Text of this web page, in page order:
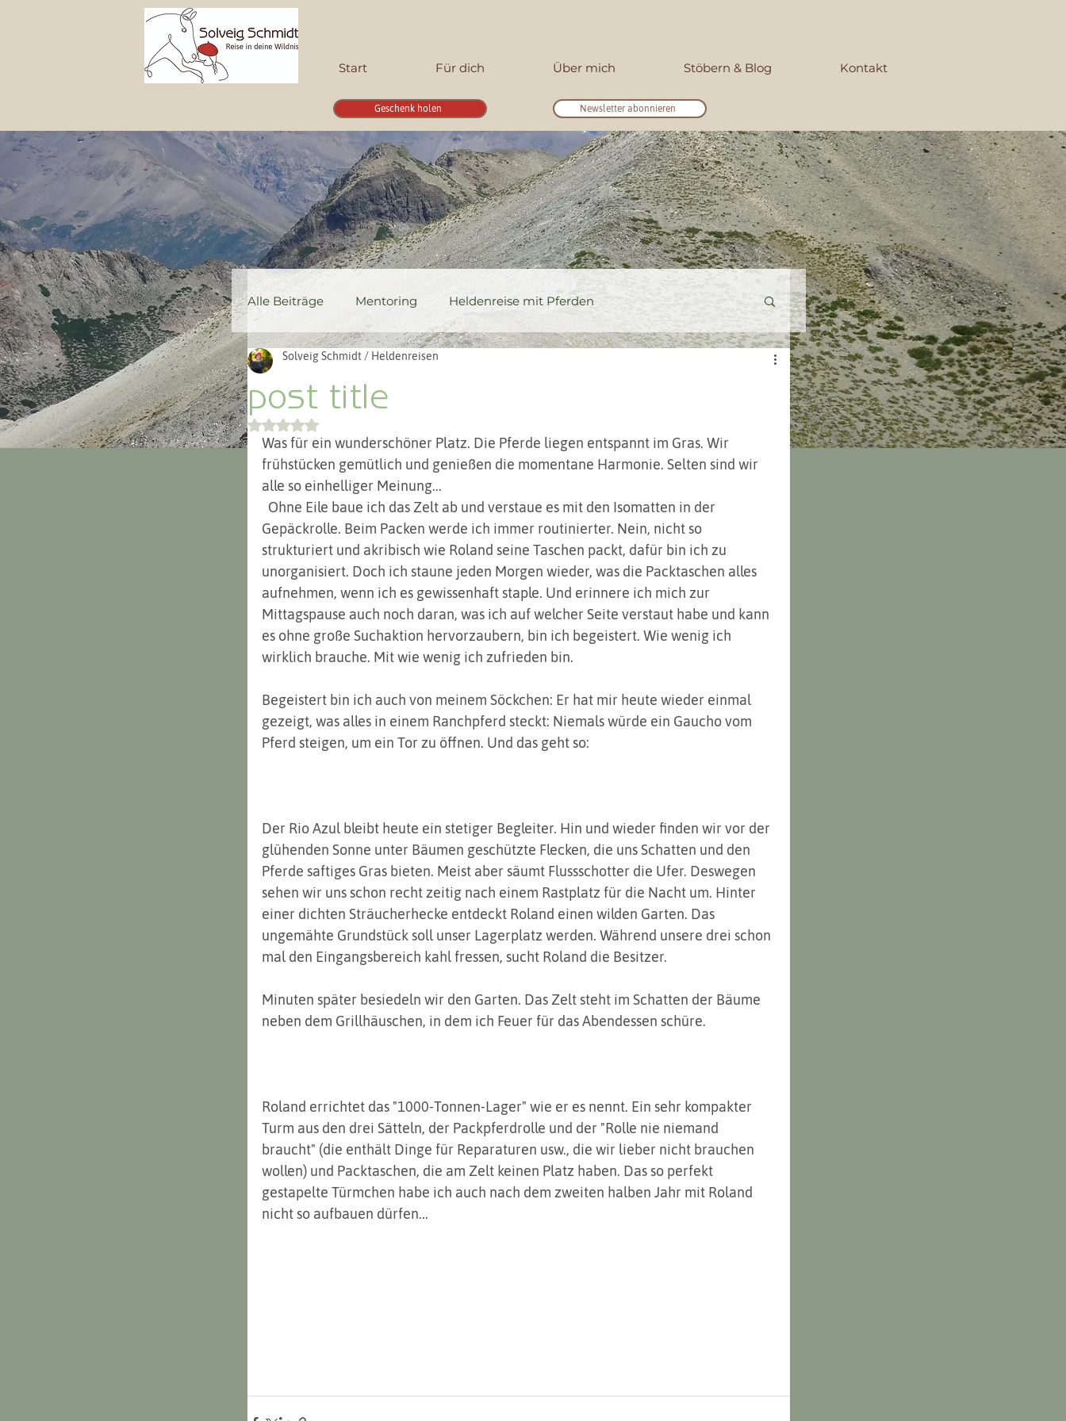
Start Für dich Über mich Stöbern & Blog Kontakt
Geschenk holen Newsletter abonnieren
Alle Beiträge Mentoring Heldenreise mit Pferden
Argentinien zu Pferd Persönliches
post title
Solveig Schmidt / Heldenreisen
Mit NaN von 5 Sternen bewertet.
Was für ein wunderschöner Platz. Die Pferde liegen entspannt im Gras. Wir
frühstücken gemütlich und genießen die momentane Harmonie. Selten sind wir
alle so einhelliger Meinung...
Gepäckrolle. Beim Packen werde ich immer routinierter. Nein, nicht so
strukturiert und akribisch wie Roland seine Taschen packt, dafür bin ich zu
unorganisiert. Doch ich staune jeden Morgen wieder, was die Packtaschen alles
aufnehmen, wenn ich es gewissenhaft staple. Und erinnere ich mich zur
Mittagspause auch noch daran, was ich auf welcher Seite verstaut habe und kann
es ohne große Suchaktion hervorzaubern, bin ich begeistert. Wie wenig ich
wirklich brauche. Mit wie wenig ich zufrieden bin.
Begeistert bin ich auch von meinem Söckchen: Er hat mir heute wieder einmal
gezeigt, was alles in einem Ranchpferd steckt: Niemals würde ein Gaucho vom
Pferd steigen, um ein Tor zu öffnen. Und das geht so:
Der Rio Azul bleibt heute ein stetiger Begleiter. Hin und wieder finden wir vor der
glühenden Sonne unter Bäumen geschützte Flecken, die uns Schatten und den
Pferde saftiges Gras bieten. Meist aber säumt Flussschotter die Ufer. Deswegen
sehen wir uns schon recht zeitig nach einem Rastplatz für die Nacht um. Hinter
einer dichten Sträucherhecke entdeckt Roland einen wilden Garten. Das
ungemähte Grundstück soll unser Lagerplatz werden. Während unsere drei schon
mal den Eingangsbereich kahl fressen, sucht Roland die Besitzer.
Minuten später besiedeln wir den Garten. Das Zelt steht im Schatten der Bäume
neben dem Grillhäuschen, in dem ich Feuer für das Abendessen schüre.
Roland errichtet das "1000-Tonnen-Lager" wie er es nennt. Ein sehr kompakter
Turm aus den drei Sätteln, der Packpferdrolle und der "Rolle nie niemand
braucht" (die enthält Dinge für Reparaturen usw., die wir lieber nicht brauchen
wollen) und Packtaschen, die am Zelt keinen Platz haben. Das so perfekt
gestapelte Türmchen habe ich auch nach dem zweiten halben Jahr mit Roland
nicht so aufbauen dürfen...